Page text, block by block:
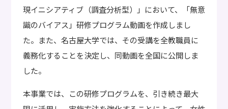
現イニシアティブ（調査分析型）」において、「無意
識のバイアス」研修プログラム動画を作成しまし
た。また、名古屋大学では、その受講を全教職員に
義務化することを決定し、同動画を全国に公開しま
した。
本事業では、この研修プログラムを、引き続き最大